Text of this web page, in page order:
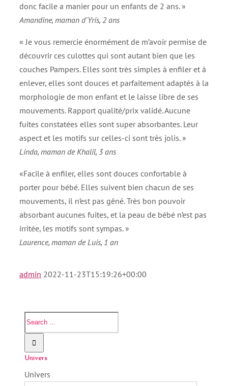
donc facile a manier pour un enfants de 2 ans. »
Amandine, maman d’Yris, 2 ans
« Je vous remercie énormément de m’avoir permise de
découvrir ces culottes qui sont autant bien que les
couches Pampers. Elles sont très simples à enfiler et à
enlever, elles sont douces et parfaitement adaptés à la
morphologie de mon enfant et le laisse libre de ses
mouvements. Rapport qualité/prix validé. Aucune
fuites constatées elles sont super absorbantes. Leur
aspect et les motifs sur celles-ci sont très jolis. »
Linda, maman de Khalil, 3 ans
«Facile à enfiler, elles sont douces confortable à
porter pour bébé. Elles suivent bien chacun de ses
mouvements, il n’est pas gêné. Très bon pouvoir
absorbant aucunes fuites, et la peau de bébé n’est pas
irritée, les motifs sont sympas. »
Laurence, maman de Luis, 1 an
admin 2022-11-23T15:19:26+00:00
Univers
Univers